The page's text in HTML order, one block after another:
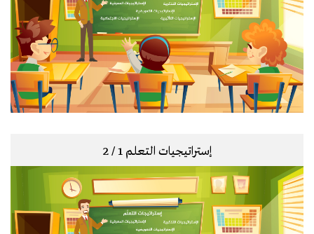
إستراتيجيات التعلم 1 / 2